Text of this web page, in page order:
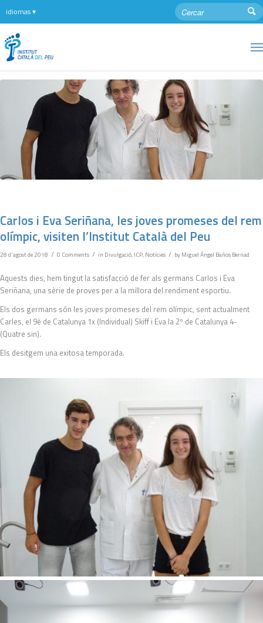
Carlos i Eva Seriñana, les joves promeses del rem
olímpic, visiten l’Institut Català del Peu
28 d'agost de 2018 / 0 Comments / in Divulgació,ICP,Notícies / byMiguel Ángel Baños Bernad
Aquests dies, hem tingut la satisfacció de fer als germans Carlos i Eva
Seriñana, una sèrie de proves per a la millora del rendiment esportiu.
Els dos germans són les joves promeses del rem olímpic, sent actualment
Carles, el 9è de ​​Catalunya 1x (Individual) Skiff i Eva la 2º de Catalunya 4-
(Quatre sin).
Els desitgem una exitosa temporada.